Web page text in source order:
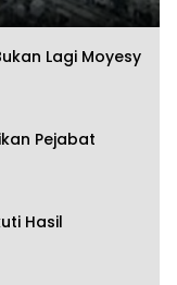
Lagi Moyesy
Pejabat
Hasil